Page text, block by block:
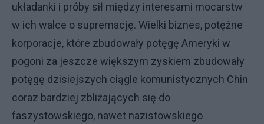
układanki i próby sił między interesami mocarstw
w ich walce o supremację. Wielki biznes, potężne
korporacje, które zbudowały potęgę Ameryki w
pogoni za jeszcze większym zyskiem zbudowały
potęgę dzisiejszych ciągle komunistycznych Chin
coraz bardziej zbliżających się do
faszystowskiego, nawet nazistowskiego